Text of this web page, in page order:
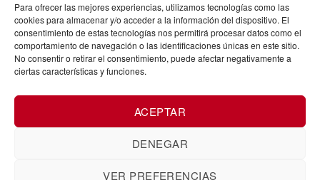
Para ofrecer las mejores experiencias, utilizamos tecnologías como las
cookies para almacenar y/o acceder a la información del dispositivo. El
consentimiento de estas tecnologías nos permitirá procesar datos como el
comportamiento de navegación o las identificaciones únicas en este sitio.
No consentir o retirar el consentimiento, puede afectar negativamente a
ciertas características y funciones.
ACEPTAR
DENEGAR
VER PREFERENCIAS
Política de privadesa
Avisos legals
Política de cookies
Cancel·laació de comandes
Canvis i devolucions